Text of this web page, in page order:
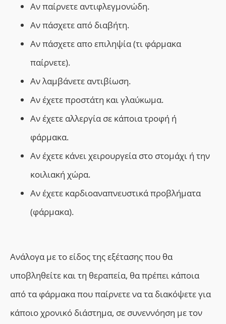
Αν παίρνετε αντιφλεγμονώδη.
Αν πάσχετε από διαβήτη.
Αν πάσχετε απο επιληψία (τι φάρμακα
παίρνετε).
Αν λαμβάνετε αντιβίωση.
Αν έχετε προστάτη και γλαύκωμα.
Αν έχετε αλλεργία σε κάποια τροφή ή
φάρμακα.
Αν έχετε κάνει χειρουργεία στο στομάχι ή την
κοιλιακή χώρα.
Αν έχετε καρδιοαναπνευστικά προβλήματα
(φάρμακα).
Ανάλογα με το είδος της εξέτασης που θα
υποβληθείτε και τη θεραπεία, θα πρέπει κάποια
από τα φάρμακα που παίρνετε να τα διακόψετε για
κάποιο χρονικό διάστημα, σε συνεννόηση με τον